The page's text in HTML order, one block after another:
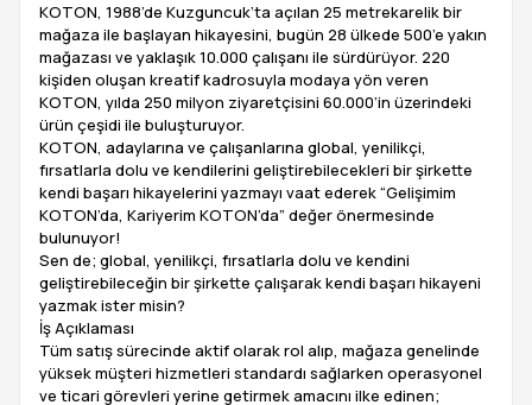
KOTON, 1988’de Kuzguncuk’ta açılan 25 metrekarelik bir
mağaza ile başlayan hikayesini, bugün 28 ülkede 500’e yakın
mağazası ve yaklaşık 10.000 çalışanı ile sürdürüyor. 220
kişiden oluşan kreatif kadrosuyla modaya yön veren
KOTON, yılda 250 milyon ziyaretçisini 60.000’in üzerindeki
ürün çeşidi ile buluşturuyor.
KOTON, adaylarına ve çalışanlarına global, yenilikçi,
fırsatlarla dolu ve kendilerini geliştirebilecekleri bir şirkette
kendi başarı hikayelerini yazmayı vaat ederek “Gelişimim
KOTON’da, Kariyerim KOTON’da” değer önermesinde
bulunuyor!
Sen de; global, yenilikçi, fırsatlarla dolu ve kendini
geliştirebileceğin bir şirkette çalışarak kendi başarı hikayeni
yazmak ister misin?
İş Açıklaması
Tüm satış sürecinde aktif olarak rol alıp, mağaza genelinde
yüksek müşteri hizmetleri standardı sağlarken operasyonel
ve ticari görevleri yerine getirmek amacını ilke edinen;